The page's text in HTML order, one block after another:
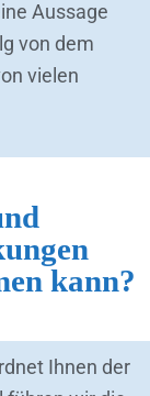
Aussage
von dem
vielen
kann?
Ihnen der